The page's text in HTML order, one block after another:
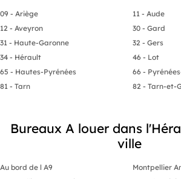
09 - Ariège
11 - Aude
12 - Aveyron
30 - Gard
31 - Haute-Garonne
32 - Gers
34 - Hérault
46 - Lot
65 - Hautes-Pyrénées
66 -
81 - Tarn
82 - Tarn-et-
Bureaux A louer dans
ville
Au bord de l A9